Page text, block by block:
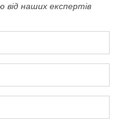
від наших експертів